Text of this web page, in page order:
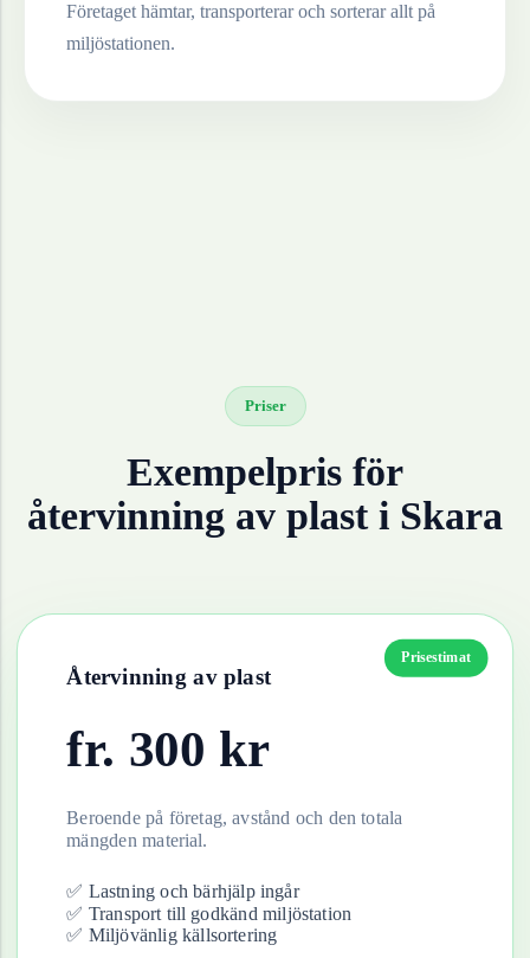
Företaget hämtar, transporterar och sorterar allt på
miljöstationen.
Priser
Exempelpris för
återvinning av plasti Skara
Prisestimat
Återvinning av plast
fr. 300 kr
Beroende på företag, avstånd och den totala
mängden material.
✅ Lastning och bärhjälp ingår
✅ Transport till godkänd miljöstation
✅ Miljövänlig källsortering